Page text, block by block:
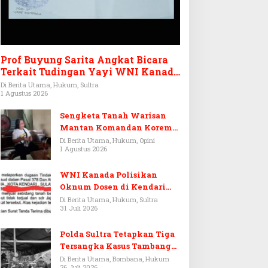
Prof Buyung Sarita Angkat Bicara
Terkait Tudingan Yayi WNI Kanada
Ditagih Utang Rp3,6 Miliar
Di Berita Utama, Hukum, Sultra
1 Agustus 2026
Sengketa Tanah Warisan
Mantan Komandan Korem
143/HO, Ketika Warisan
Menjadi Arena Pemerasan
Di Berita Utama, Hukum, Opini
1 Agustus 2026
WNI Kanada Polisikan
Oknum Dosen di Kendari
Terkait Aset Puluhan Miliar
Di Berita Utama, Hukum, Sultra
31 Juli 2026
Polda Sultra Tetapkan Tiga
Tersangka Kasus Tambang
Emas Ilegal di Bombana
Di Berita Utama, Bombana, Hukum